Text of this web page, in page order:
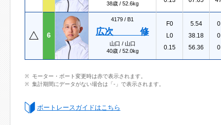
38歳 / 52.6kg
6
4179 / B1
広次 修
山口 / 山口
40歳 / 52.0kg
F0
L0
0.15
5.54
38.18
56.36
モーター・ボート変更時は赤で表示されます。
集計期間にデータがない場合は「-」で表示されます。
ボートレースガイドはこちら